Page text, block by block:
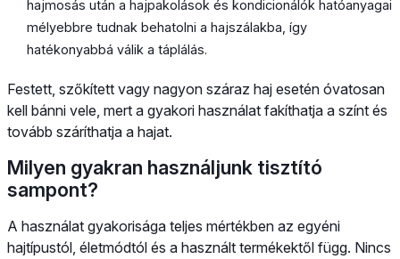
hajmosás után a hajpakolások és kondicionálók hatóanyagai
mélyebbre tudnak behatolni a hajszálakba, így
hatékonyabbá válik a táplálás.
Festett, szőkített vagy nagyon száraz haj esetén óvatosan
kell bánni vele, mert a gyakori használat fakíthatja a színt és
tovább száríthatja a hajat.
Milyen gyakran használjunk tisztító
sampont?
A használat gyakorisága teljes mértékben az egyéni
hajtípustól, életmódtól és a használt termékektől függ. Nincs